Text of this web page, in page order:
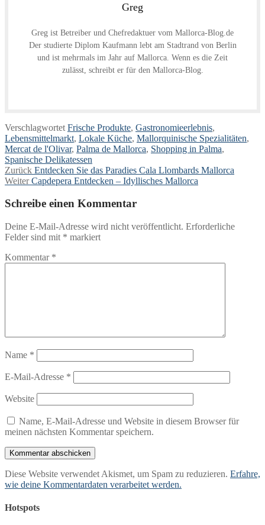
Greg
Greg ist Betreiber und Chefredaktuer vom Mallorca-Blog.de
Der studierte Diplom Kaufmann lebt am Stadtrand von Berlin
und ist mehrmals im Jahr auf Mallorca. Wenn es die Zeit
zulässt, schreibt er für den Mallorca-Blog.
Verschlagwortet Frische Produkte, Gastronomieerlebnis,
Lebensmittelmarkt, Lokale Küche, Mallorquinische Spezialitäten,
Mercat de l'Olivar, Palma de Mallorca, Shopping in Palma,
Spanische Delikatessen
Beitragsnavigation
Zurück Vorheriger
Beitrag:
Entdecken Sie das Paradies Cala Llombards Mallorca
Weiter Nächster
Capdepera Entdecken – Idyllisches Mallorca
Schreibe einen Kommentar
Deine E-Mail-Adresse wird nicht veröffentlicht. Erforderliche
Felder sind mit * markiert
Kommentar *
Name *
E-Mail-Adresse *
Website
Name, E-Mail-Adresse und Website in diesem Browser für
meinen nächsten Kommentar speichern.
Diese Website verwendet Akismet, um Spam zu reduzieren. Erfahre,
wie deine Kommentardaten verarbeitet werden.
Hotspots